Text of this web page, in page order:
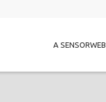
A SENSORWEB